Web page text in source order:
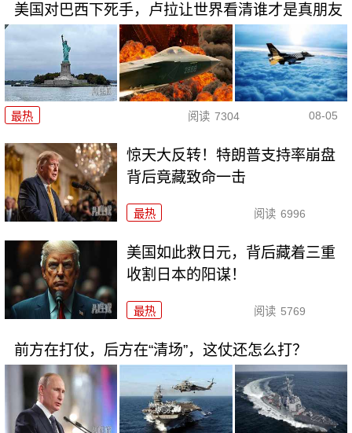
美国对巴西下死手，卢拉让世界看清谁才是真朋友
最热 阅读 7304 08-05
惊天大反转！特朗普支持率崩盘
背后竟藏致命一击
最热 阅读 6996
美国如此救日元，背后藏着三重
收割日本的阳谋！
最热 阅读 5769
前方在打仗，后方在“清场”，这仗还怎么打？